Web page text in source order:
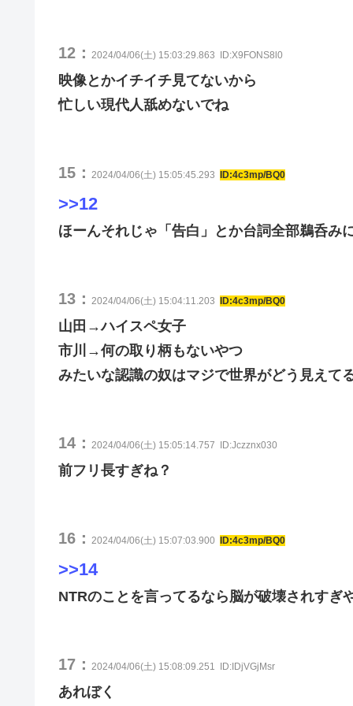
12： 2024/04/06(土) 15:03:29.863 ID:X9FONS8l0
映像とかイチイチ見てないから
忙しい現代人舐めないでね
15： 2024/04/06(土) 15:05:45.293 ID:4c3mp/BQ0
>>12
ほーんそれじゃ「告白」とか台詞全部鵜呑み
13： 2024/04/06(土) 15:04:11.203 ID:4c3mp/BQ0
山田→ハイスペ女子
市川→何の取り柄もないやつ
みたいな認識の奴はマジで世界がどう見えて
14： 2024/04/06(土) 15:05:14.757 ID:Jczznx030
前フリ長すぎね？
16： 2024/04/06(土) 15:07:03.900 ID:4c3mp/BQ0
>>14
NTRのことを言ってるなら脳が破壊されすぎ
17： 2024/04/06(土) 15:08:09.251 ID:IDjVGjMsr
あれぼく